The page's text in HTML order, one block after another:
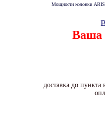
Мощности колонки
Ваша
доставка до